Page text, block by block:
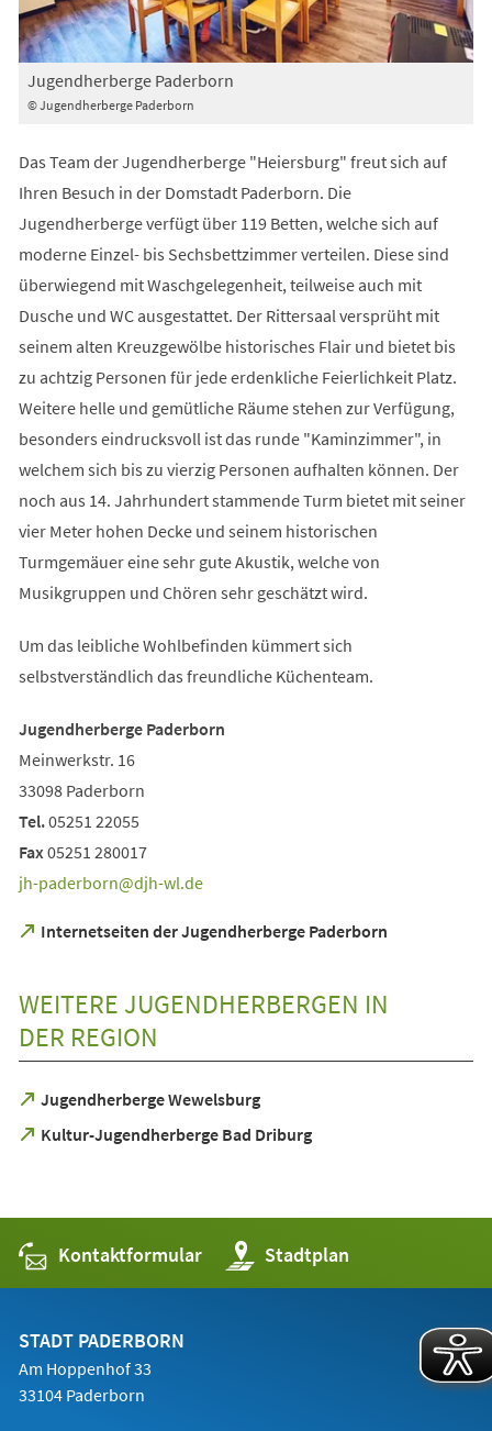
© Jugendherberge Paderborn
Jugendherberge Paderborn
Das Team der Jugendherberge "Heiersburg" freut sich auf
Ihren Besuch in der Domstadt Paderborn. Die
Jugendherberge verfügt über 119 Betten, welche sich auf
moderne Einzel- bis Sechsbettzimmer verteilen. Diese sind
überwiegend mit Waschgelegenheit, teilweise auch mit
Dusche und WC ausgestattet. Der Rittersaal versprüht mit
seinem alten Kreuzgewölbe historisches Flair und bietet bis
zu achtzig Personen für jede erdenkliche Feierlichkeit Platz.
Weitere helle und gemütliche Räume stehen zur Verfügung,
besonders eindrucksvoll ist das runde "Kaminzimmer", in
welchem sich bis zu vierzig Personen aufhalten können. Der
noch aus 14. Jahrhundert stammende Turm bietet mit seiner
vier Meter hohen Decke und seinem historischen
Turmgemäuer eine sehr gute Akustik, welche von
Musikgruppen und Chören sehr geschätzt wird.
Um das leibliche Wohlbefinden kümmert sich
selbstverständlich das freundliche Küchenteam.
Jugendherberge Paderborn
Meinwerkstr. 16
33098 Paderborn
Tel.05251 22055
Fax05251 280017
jh-paderborn
djh-wl de
Internetseiten der Jugendherberge Paderborn
(Öffnet
neuen
Tab)
WEITERE JUGENDHERBERGEN IN
DER REGION
Jugendherberge Wewelsburg
(Öffnet
einemKultur-Jugendherberge Bad Driburg
(Öffnet
Tab)
Kontaktformular Stadtplan
(Öffnet
in
einem
STADT PADERBORN
Am Hoppenhof 33
33104 Paderborn